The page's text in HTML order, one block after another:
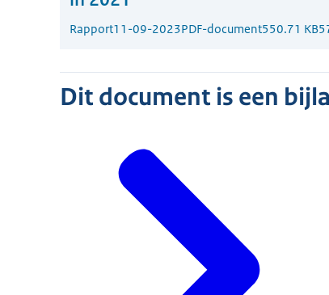
Rapport11-09-2023PDF-document550.71 KB
Dit document is een